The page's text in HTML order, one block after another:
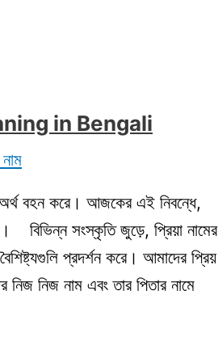
in Bengali
অর্থ বহন করে। আজকের এই নিবন্ধে,
বিভিন্ন সংস্কৃতি জুড়ে, প্রিয়া নামের
প্রদর্শন করে। আমাদের প্রিয়
নিজ নিজ নাম এবং তার পিতার নামে